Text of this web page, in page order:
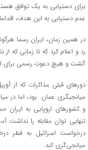
برای دستیابی به یک توافق
عدم دستیابی به این هدف،
در همین زمان، ایران رسما
رد و اعلام کرد که تا زمانی که
گشت و هیچ دعوت رسمی برای
دور‌های قبلی مذاکرات که از
میانجیگری عمان بود، اما در
و کشورهای اروپایی به ایران
تنهایی توان مقابله را نداشت
درخواست اسرائیل به قطر
میانجی‌گری کند.